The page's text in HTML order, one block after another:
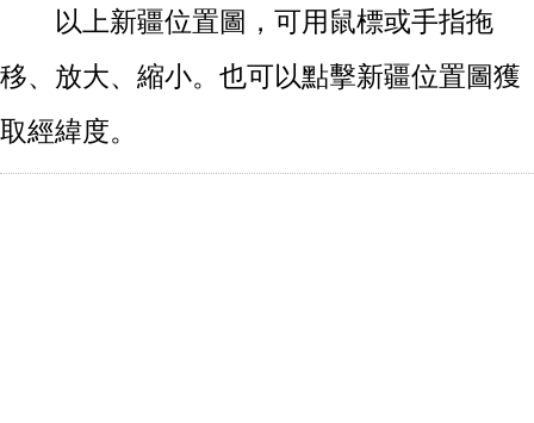
以上新疆位置圖，可用鼠標或手指拖
移、放大、縮小。也可以點擊新疆位置圖獲
取經緯度。